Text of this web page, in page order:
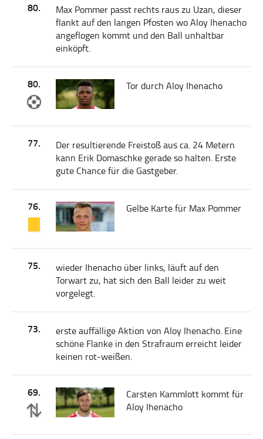
80.
Max Pommer passt rechts raus zu Uzan, dieser
flankt auf den langen Pfosten wo Aloy Ihenacho
angeflogen kommt und den Ball unhaltbar
einköpft.
80. Tor durch Aloy Ihenacho
77.
Der resultierende Freistoß aus ca. 24 Metern
kann Erik Domaschke gerade so halten. Erste
gute Chance für die Gastgeber.
76. Gelbe Karte für Max Pommer
75.
wieder Ihenacho über links, läuft auf den
Torwart zu, hat sich den Ball leider zu weit
vorgelegt.
73.
erste auffällige Aktion von Aloy Ihenacho. Eine
schöne Flanke in den Strafraum erreicht leider
keinen rot-weißen.
69.
Carsten Kammlott kommt für
Aloy Ihenacho